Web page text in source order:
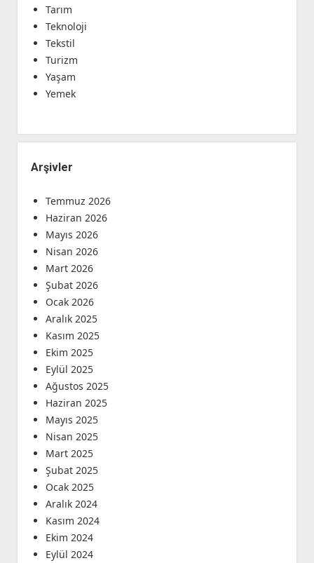
Tarım
Teknoloji
Tekstil
Turizm
Yaşam
Yemek
Arşivler
Temmuz 2026
Haziran 2026
Mayıs 2026
Nisan 2026
Mart 2026
Şubat 2026
Ocak 2026
Aralık 2025
Kasım 2025
Ekim 2025
Eylül 2025
Ağustos 2025
Haziran 2025
Mayıs 2025
Nisan 2025
Mart 2025
Şubat 2025
Ocak 2025
Aralık 2024
Kasım 2024
Ekim 2024
Eylül 2024